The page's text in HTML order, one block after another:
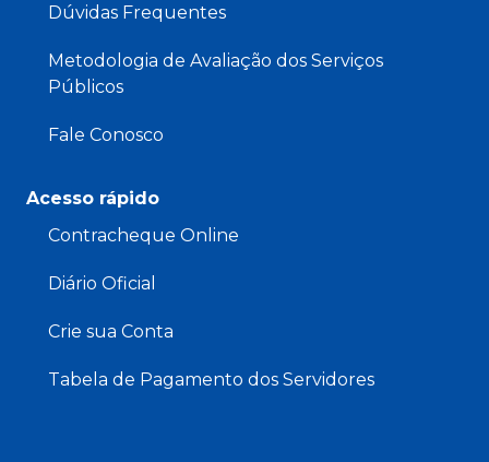
Dúvidas Frequentes
Metodologia de Avaliação dos Serviços
Públicos
Fale Conosco
Acesso rápido
Contracheque Online
Diário Oficial
Crie sua Conta
Tabela de Pagamento dos Servidores